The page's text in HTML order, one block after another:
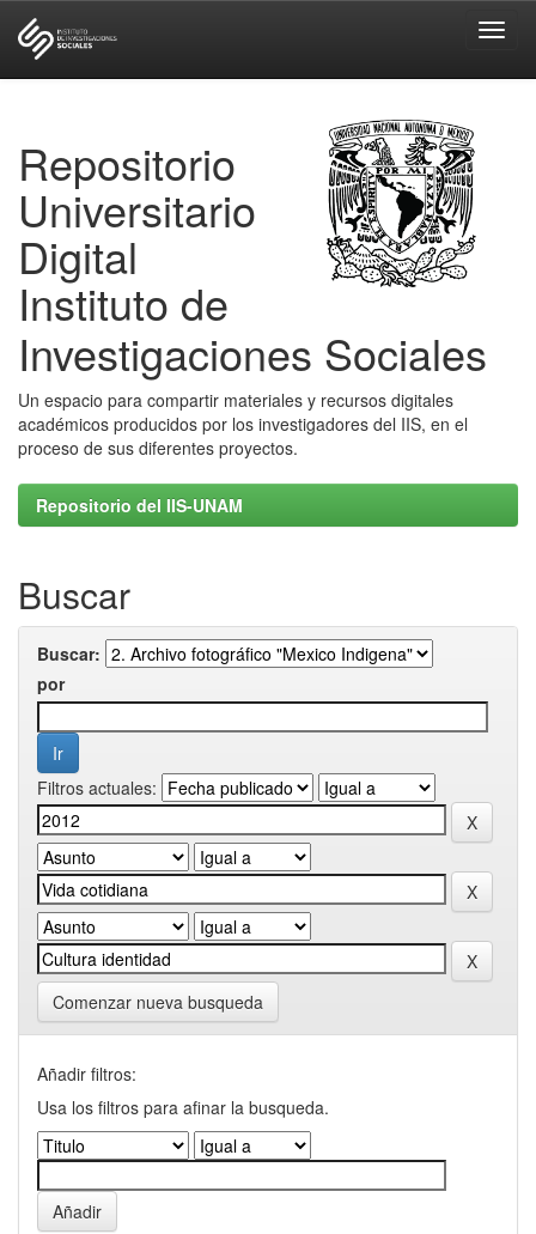
Repositorio
Universitario
Digital
Instituto de
Investigaciones Sociales
Un espacio para compartir materiales y recursos digitales
académicos producidos por los investigadores del IIS, en el
proceso de sus diferentes proyectos.
Repositorio del IIS-UNAM
Buscar
Buscar:
por
Filtros actuales:
Comenzar nueva busqueda
Añadir filtros:
Usa los filtros para afinar la busqueda.